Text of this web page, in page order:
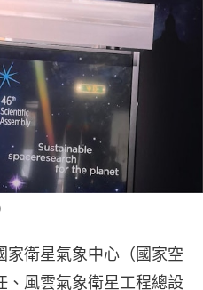
家衛星氣象中心（國家空
、風雲氣象衛星工程總設